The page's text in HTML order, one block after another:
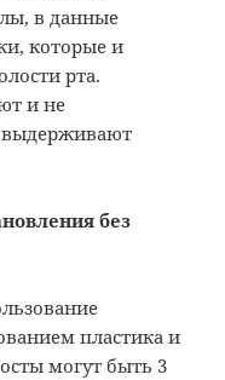
в данные
которые и
рта.
и не
выдерживают
без
пластика и
могут быть 3